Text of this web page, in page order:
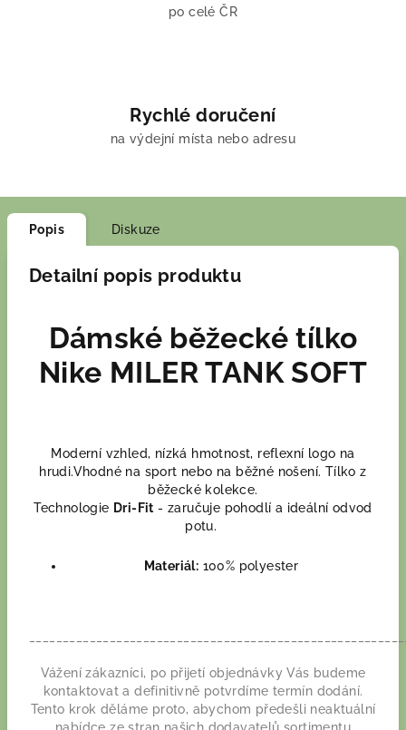
po celé ČR
Rychlé doručení
na výdejní místa nebo adresu
Popis Diskuze
Detailní popis produktu
Dámské běžecké tílko
Nike MILER TANK SOFT
Moderní vzhled, nízká hmotnost, reflexní logo na
hrudi.Vhodné na sport nebo na běžné nošení. Tílko z
běžecké kolekce.
Technologie Dri-Fit - zaručuje pohodlí a ideální odvod
potu.
Materiál: 100% polyester
Vážení zákazníci, po přijetí objednávky Vás budeme
kontaktovat a definitivně potvrdíme termín dodání.
Tento krok děláme proto, abychom předešli neaktuální